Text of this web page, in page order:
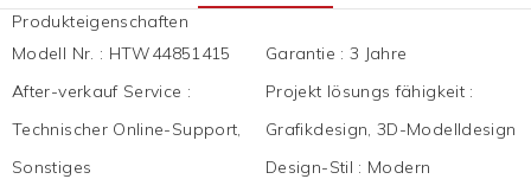
Produkteigenschaften
Modell Nr. : HTW44851415 Garantie : 3 Jahre
After-verkauf Service :
Technischer Online-Support,
Sonstiges
Projekt lösungs fähigkeit :
Grafikdesign, 3D-Modelldesign
Design-Stil : Modern